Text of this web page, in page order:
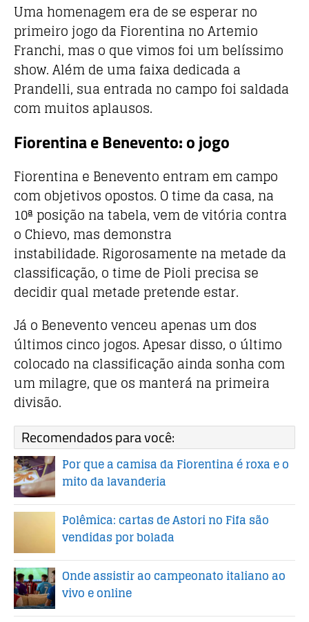
Uma homenagem era de se esperar no
primeiro jogo da Fiorentina no Artemio
Franchi, mas o que vimos foi um belíssimo
show. Além de uma faixa dedicada a
Prandelli, sua entrada no campo foi saldada
com muitos aplausos.
Fiorentina e Benevento: o jogo
Fiorentina e Benevento entram em campo
com objetivos opostos. O time da casa, na
10ª posição na tabela, vem de vitória contra
o Chievo, mas demonstra
instabilidade. Rigorosamente na metade da
classificação, o time de Pioli precisa se
decidir qual metade pretende estar.
Já o Benevento venceu apenas um dos
últimos cinco jogos. Apesar disso, o último
colocado na classificação ainda sonha com
um milagre, que os manterá na primeira
divisão.
Recomendados para você:
Por que a camisa da Fiorentina é roxa e o
mito da lavanderia
Polêmica: cartas de Astori no Fifa são
vendidas por bolada
Onde assistir ao campeonato italiano ao
vivo e online